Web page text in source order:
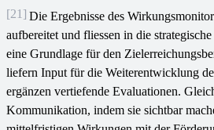
[21] Die Ergebnisse des
aufbereitet und fliessen in die
eine Grundlage für den
liefern Input für die Weiterentwicklung
ergänzen vertiefende Evaluationen.
Kommunikation, indem sie sichtbar